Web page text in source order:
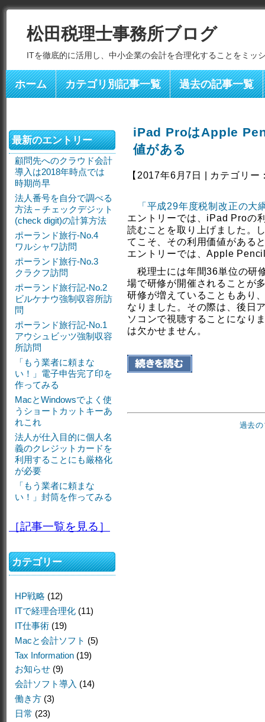
松田税理士事務所ブログ
ITを徹底的に活用し、中小企業の会計を合理化することをミッ
ホーム カテゴリ別記事一覧 過去の記事一覧
iPad ProはApple
値がある
【2017年6月7日 | カテゴリー
「平成29年度税制改正の
エントリーでは、iPad Proの
読むことを取り上げました。
てこそ、その利用価値がある
エントリーでは、Apple
税理士には年間36単位の研
場で研修が開催されることが
研修が増えていることもあり
なりました。その際は、後日
ソコンで視聴することになり
は欠かせません。
過去
最新のエントリー
顧問先へのクラウド会計
導入は2018年時点では
時期尚早
法人番号を自分で調べる
方法 – チェックデジット
(check digit)の計算方法
ポーランド旅行-No.4
ワルシャワ訪問
ポーランド旅行-No.3
クラクフ訪問
ポーランド旅行記-No.2
ビルケナウ強制収容所訪
問
ポーランド旅行記-No.1
アウシュビッツ強制収容
所訪問
「もう業者に頼まな
い！」電子申告完了印を
作ってみる
MacとWindowsでよく使
うショートカットキーあ
れこれ
法人が仕入目的に個人名
義のクレジットカードを
利用することにも厳格化
が必要
「もう業者に頼まな
い！」封筒を作ってみる
［記事一覧を見る］
カテゴリー
HP戦略 (12)
ITで経理合理化 (11)
IT仕事術 (19)
Macと会計ソフト (5)
Tax Information (19)
お知らせ (9)
会計ソフト導入 (14)
働き方 (3)
日常 (23)